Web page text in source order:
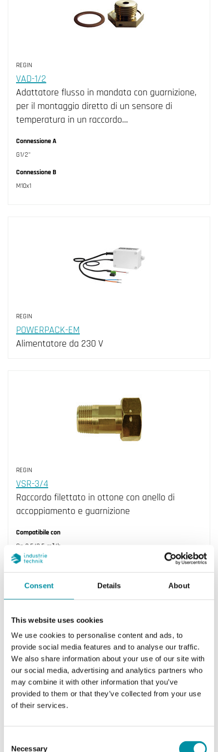
Consent Details About
This website uses cookies
We use cookies to personalise content and ads, to
provide social media features and to analyse our traffic.
We also share information about your use of our site with
our social media, advertising and analytics partners who
may combine it with other information that you’ve
provided to them or that they’ve collected from your use
of their services.
Necessary
REGIN
VAD-1/2
Adattatore flusso in mandata con guarnizione,
per il montaggio diretto di un sensore di
temperatura in un raccordo…
Connessione A
G1/2"
Connessione B
M10x1
REGIN
POWERPACK-EM
Alimentatore da 230 V
REGIN
VSR-3/4
Raccordo filettato in ottone con anello di
accoppiamento e guarnizione
Compatibile con
Qp 2,5/3,5 m³/h
Connessione A